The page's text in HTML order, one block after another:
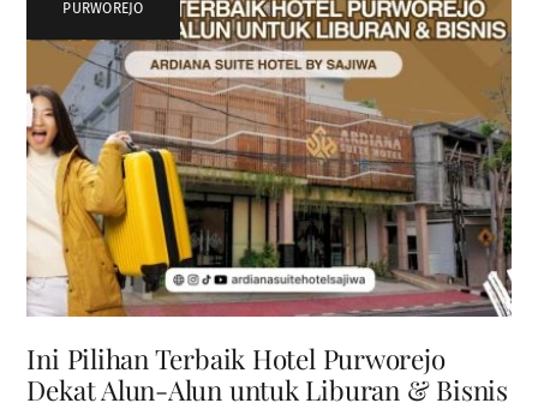
PURWOREJO
Ini Pilihan Terbaik Hotel Purworejo
Dekat Alun-Alun untuk Liburan & Bisnis